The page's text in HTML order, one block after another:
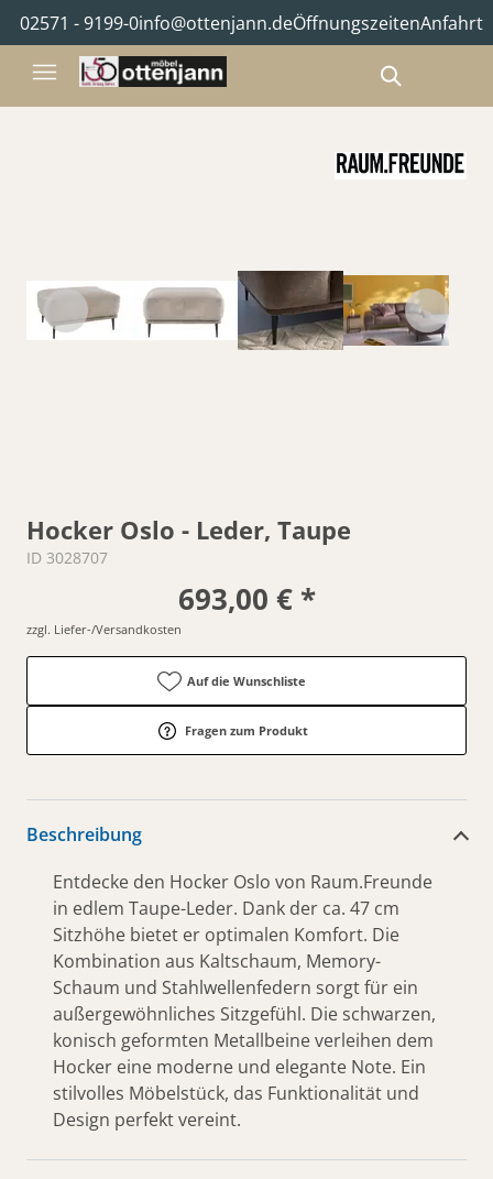
02571 - 9199-0info@ottenjann.deÖffnungszeitenAnfahrt
Hocker Oslo - Leder, Taupe
ID 3028707
693,00 € *
zzgl. Liefer-/Versandkosten
Auf die Wunschliste
Fragen zum Produkt
Beschreibung
Entdecke den Hocker Oslo von Raum.Freunde
in edlem Taupe-Leder. Dank der ca. 47 cm
Sitzhöhe bietet er optimalen Komfort. Die
Kombination aus Kaltschaum, Memory-
Schaum und Stahlwellenfedern sorgt für ein
außergewöhnliches Sitzgefühl. Die schwarzen,
konisch geformten Metallbeine verleihen dem
Hocker eine moderne und elegante Note. Ein
stilvolles Möbelstück, das Funktionalität und
Design perfekt vereint.